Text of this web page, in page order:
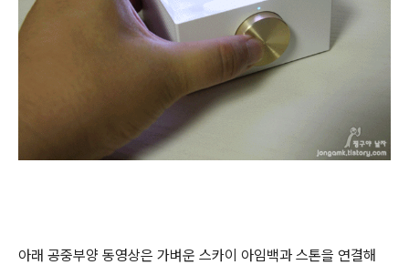
아래 공중부양 동영상은 가벼운 스카이 아임백과 스톤을 연결해